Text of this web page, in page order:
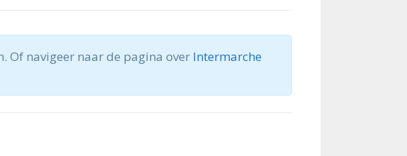
Of navigeer naar de pagina over Intermarche